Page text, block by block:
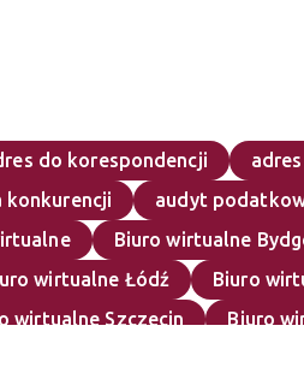
do korespondencji
konkurencji audyt
Biuro wirtualne
wirtualne Łódź Biuro
wirtualne Szczecin Biuro